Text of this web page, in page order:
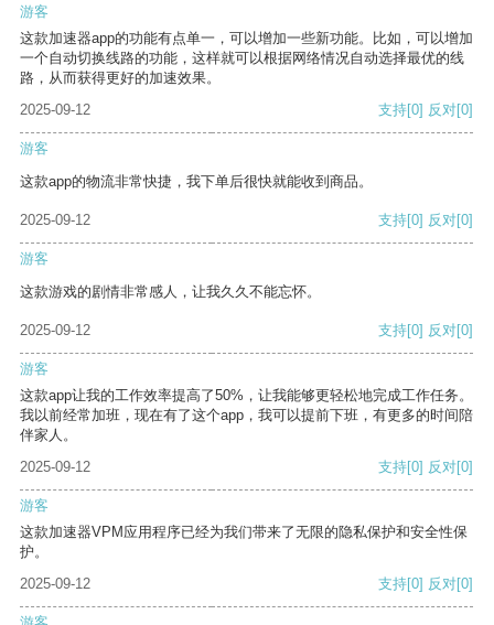
游客
这款加速器app的功能有点单一，可以增加一些新功能。比如，可以增加
一个自动切换线路的功能，这样就可以根据网络情况自动选择最优的线
路，从而获得更好的加速效果。
2025-09-12
支持[0] 反对[0]
游客
这款app的物流非常快捷，我下单后很快就能收到商品。
2025-09-12 支持[0] 反对[0]
游客
这款游戏的剧情非常感人，让我久久不能忘怀。
2025-09-12 支持[0] 反对[0]
游客
这款app让我的工作效率提高了50%，让我能够更轻松地完成工作任务。
我以前经常加班，现在有了这个app，我可以提前下班，有更多的时间陪
伴家人。
2025-09-12
支持[0] 反对[0]
游客
这款加速器VPM应用程序已经为我们带来了无限的隐私保护和安全性保
护。
2025-09-12
支持[0] 反对[0]